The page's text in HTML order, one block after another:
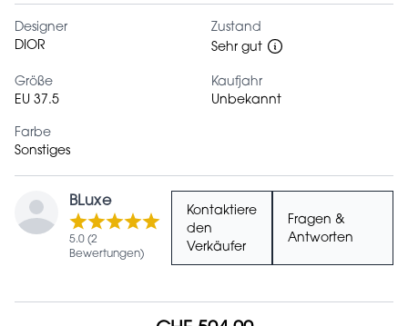
Designer
DIOR
Zustand
Sehr gut
Größe
EU 37.5
Kaufjahr
Unbekannt
Farbe
Sonstiges
BLuxe
5.0 (2
Bewertungen)
Kontaktiere
den
Verkäufer
Fragen &
Antworten